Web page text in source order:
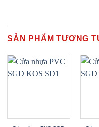
SẢN PHẨM TƯƠNG